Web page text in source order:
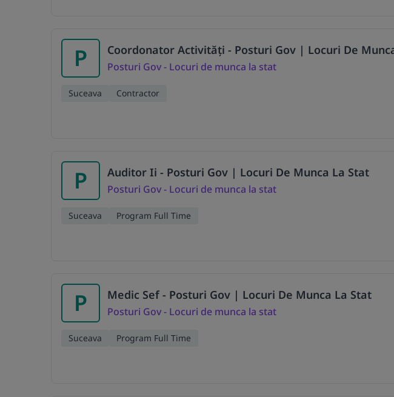
P Coordonator Activități - Posturi Gov | Locuri De
Posturi Gov - Locuri de munca la stat
Suceava Contractor
P Auditor Ii - Posturi Gov | Locuri De Munca La Stat
Posturi Gov - Locuri de munca la stat
Suceava Program Full Time
P Medic Sef - Posturi Gov | Locuri De Munca La Stat
Posturi Gov - Locuri de munca la stat
Suceava Program Full Time